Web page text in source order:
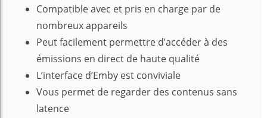
Compatible avec et pris en charge par de
nombreux appareils
Peut facilement permettre d’accéder à des
émissions en direct de haute qualité
L’interface d’Emby est conviviale
Vous permet de regarder des contenus sans
latence